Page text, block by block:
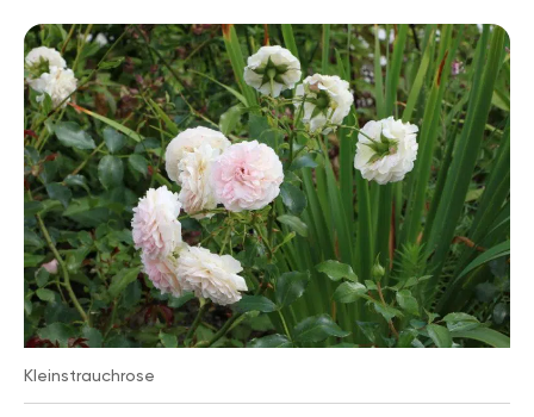
Kleinstrauchrose